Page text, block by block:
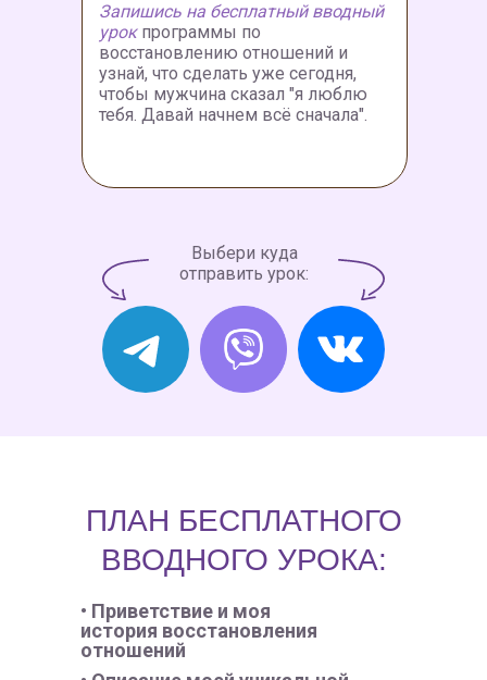
Запишись на бесплатный вводный
урокпрограммы по
восстановлению отношений и
узнай, что сделать уже сегодня,
чтобы мужчина сказал "я люблю
тебя. Давай начнем всё сначала".
Выбери куда
отправить урок:
ПЛАН БЕСПЛАТНОГО
ВВОДНОГО УРОКА:
• Приветствие и моя
история восстановления
отношений